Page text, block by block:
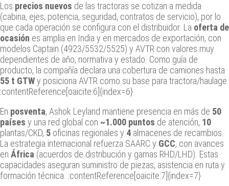
Los precios nuevos de las tractoras se cotizan a medida
(cabina, ejes, potencia, seguridad, contratos de servicio), por lo
que cada operación se configura con el distribuidor. La oferta de
ocasión es amplia en India y en mercados de exportación, con
modelos Captain (4923/5532/5525) y AVTR con valores muy
dependientes de año, normativa y estado. Como guía de
producto, la compañía declara una cobertura de camiones hasta
55 t GTWy posiciona AVTR como su base para tractora/haulage.
:contentReference[oaicite:6]{index=6}
En posventa, Ashok Leyland mantiene presencia en más de 50
países y una red global con ~1.000 puntos de atención, 10
plantas/CKD, 5 oficinas regionales y 4 almacenes de recambios.
La estrategia internacional refuerza SAARC y GCC, con avances
en África (acuerdos de distribución y gamas RHD/LHD). Estas
capacidades aseguran suministro de piezas, asistencia en ruta y
formación técnica. :contentReference[oaicite:7]{index=7}